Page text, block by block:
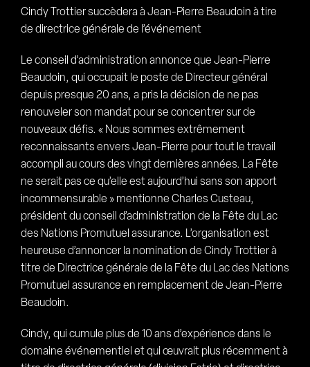
Cindy Trottier succèdera à Jean-Pierre Beaudoin à tire
de directrice générale de l’événement
Le conseil d’administration annonce que Jean-Pierre
Beaudoin, qui occupait le poste de Directeur général
depuis presque 20 ans, a pris la décision de ne pas
renouveler son mandat pour se concentrer sur de
nouveaux défis. « Nous sommes extrêmement
reconnaissants envers Jean-Pierre pour tout le travail
accompli au cours des vingt dernières années. La Fête
ne serait pas ce qu’elle est aujourd’hui sans son apport
incommensurable » mentionne Charles Custeau,
président du conseil d’administration de la Fête du Lac
des Nations Promutuel assurance. L’organisation est
heureuse d’annoncer la nomination de Cindy Trottier à
titre de Directrice générale de la Fête du Lac des Nations
Promutuel assurance en remplacement de Jean-Pierre
Beaudoin.
Cindy, qui cumule plus de 10 ans d’expérience dans le
domaine événementiel et qui œuvrait plus récemment à